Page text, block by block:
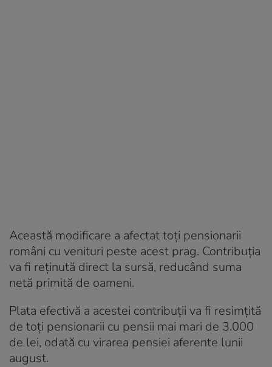
Această modificare a afectat toți pensionarii
români cu venituri peste acest prag. Contribuția
va fi reținută direct la sursă, reducând suma
netă primită de oameni.
Plata efectivă a acestei contribuții va fi resimțită
de toți pensionarii cu pensii mai mari de 3.000
de lei, odată cu virarea pensiei aferente lunii
august.